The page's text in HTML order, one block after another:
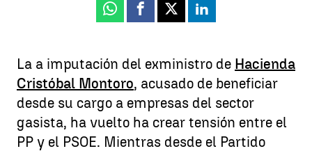
Whatsapp
Facebook
X Linkedin
La a imputación del exministro de Hacienda
Cristóbal Montoro, acusado de beneficiar
desde su cargo a empresas del sector
gasista, ha vuelto ha crear tensión entre el
PP y el PSOE. Mientras desde el Partido